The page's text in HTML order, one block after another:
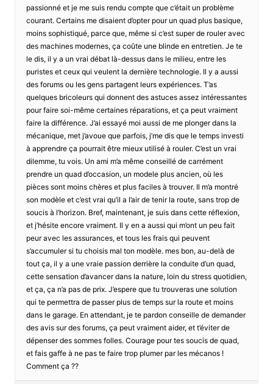
passionné et je me suis rendu compte que c’était un problème
courant. Certains me disaient d’opter pour un quad plus basique,
moins sophistiqué, parce que, même si c’est super de rouler avec
des machines modernes, ça coûte une blinde en entretien. Je te
le dis, il y a un vrai débat là-dessus dans le milieu, entre les
puristes et ceux qui veulent la dernière technologie. Il y a aussi
des forums ou les gens partagent leurs expériences. T’as
quelques bricoleurs qui donnent des astuces assez intéressantes
pour faire soi-même certaines réparations, et ça peut vraiment
faire la différence. J’ai essayé moi aussi de me plonger dans la
mécanique, met j’avoue que parfois, j’me dis que le temps investi
à apprendre ça pourrait être mieux utilisé à rouler. C’est un vrai
dilemme, tu vois. Un ami m’a même conseillé de carrément
prendre un quad d’occasion, un modele plus ancien, où les
pièces sont moins chères et plus faciles à trouver. Il m’a montré
son modèle et c’est vrai qu’il a l’air de tenir la route, sans trop de
soucis à l’horizon. Bref, maintenant, je suis dans cette réflexion,
et j’hésite encore vraiment. Il y en a aussi qui m’ont un peu fait
peur avec les assurances, et tous les frais qui peuvent
s’accumuler si tu choisis mal ton modèle. mes bon, au-delà de
tout ça, il y a une vraie passion derrière la conduite d’un quad,
cette sensation d’avancer dans la nature, loin du stress quotidien,
et ça, ça n’a pas de prix. J’espere que tu trouveras une solution
qui te permettra de passer plus de temps sur la route et moins
dans le garage. En attendant, je te pardon conseille de demander
des avis sur des forums, ça peut vraiment aider, et t’éviter de
dépenser des sommes folles. Courage pour tes soucis de quad,
et fais gaffe à ne pas te faire trop plumer par les mécanos !
Comment ça ??